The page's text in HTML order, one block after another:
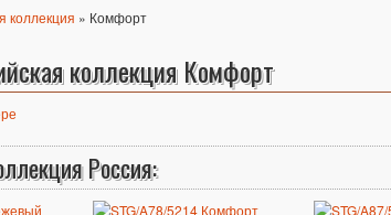
коллекция » Комфорт
коллекция Комфорт
Россия: